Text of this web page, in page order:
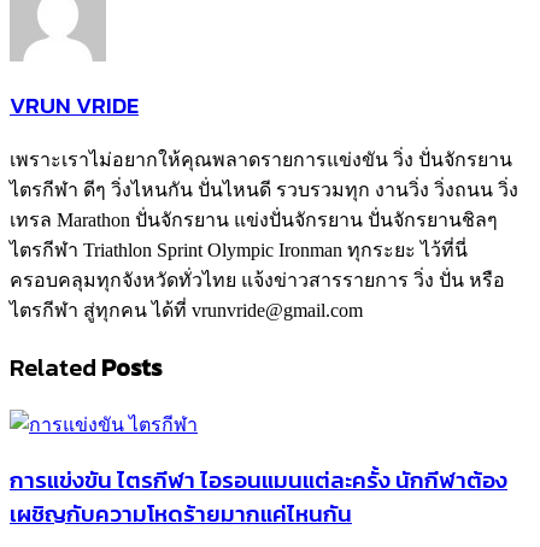
VRUN VRIDE
เพราะเราไม่อยากให้คุณพลาดรายการแข่งขัน วิ่ง ปั่นจักรยาน
ไตรกีฬา ดีๆ วิ่งไหนกัน ปั่นไหนดี รวบรวมทุก งานวิ่ง วิ่งถนน วิ่ง
เทรล Marathon ปั่นจักรยาน แข่งปั่นจักรยาน ปั่นจักรยานชิลๆ
ไตรกีฬา Triathlon Sprint Olympic Ironman ทุกระยะ ไว้ที่นี่
ครอบคลุมทุกจังหวัดทั่วไทย แจ้งข่าวสารรายการ วิ่ง ปั่น หรือ
ไตรกีฬา สู่ทุกคน ได้ที่ vrunvride@gmail.com
Related Posts
การแข่งขัน ไตรกีฬา ไอรอนแมนแต่ละครั้ง นักกีฬาต้อง
เผชิญกับความโหดร้ายมากแค่ไหนกัน